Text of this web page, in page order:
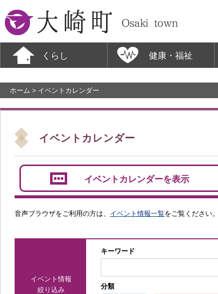
大崎町
くらし 健康・福祉
ホーム > イベントカレンダー
イベントカレンダー
イベントカレンダーを表示
音声ブラウザをご利用の方は、 イベント情報一覧をご覧ください
イベント情報
絞り込み
キーワード
分類